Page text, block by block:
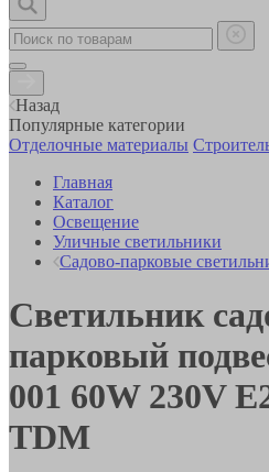
Назад
Популярные категории
Отделочные материалы
Главная
Каталог
Освещение
Уличные светильники
Садово-парковые
Светильник
парковый
001 60W 230V
TDM